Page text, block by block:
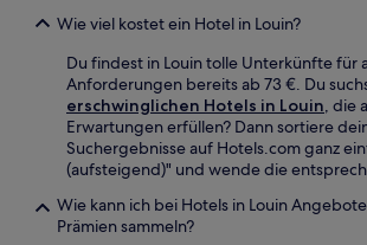
ändern.
können
zusätzliche
Bedingungen
gelten.
Wie viel kostet ein Hotel in Louin?
Du findest in Louin tolle Unterkünfte für
Anforderungen bereits ab 73 €. Du
erschwinglichen Hotels in Louin, die
Erwartungen erfüllen? Dann sortiere
Suchergebnisse auf Hotels.com ganz
(aufsteigend)" und wende die
Wie kann ich bei Hotels in Louin
Prämien sammeln?